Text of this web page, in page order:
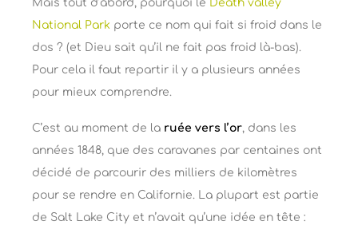
Mais tout d’abord, pourquoi le Death valley
National Park porte ce nom qui fait si froid dans le
dos ? (et Dieu sait qu’il ne fait pas froid là-bas).
Pour cela il faut repartir il y a plusieurs années
pour mieux comprendre.
C’est au moment de la ruée vers l’or, dans les
années 1848, que des caravanes par centaines ont
décidé de parcourir des milliers de kilomètres
pour se rendre en Californie. La plupart est partie
de Salt Lake City et n’avait qu’une idée en tête :